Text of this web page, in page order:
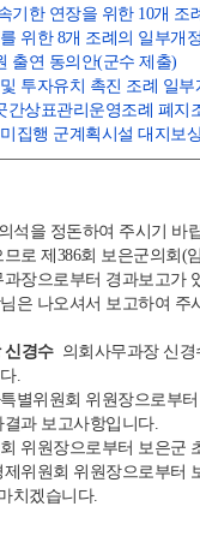
기한 연장을 위한 10개
위한 8개 조례의 일부개
출연 동의안(군수 제출)
투자유치 촉진 조례 일
간상표관리운영조례 폐지
집행 군계획시설 대지보
석을 정돈하여 주시기 바
로 제386회 보은군의회(
장으로부터 경과보고가
은 나오셔서 보고하여 주
신경수의회사무과장 신경
.
별위원회 위원장으로부
과 보고사항입니다.
위원장으로부터 보은군
위원회 위원장으로부터
치겠습니다.